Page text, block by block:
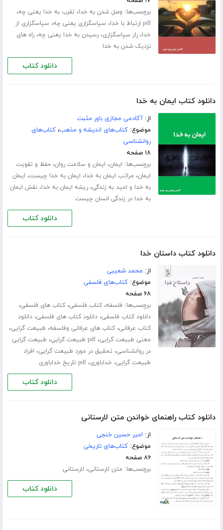
برچسب‌ها: وصل شدن به خدا، تقرب به خدا یعنی چه،
pdf ارتباط با خدا ، سپاسگزاری یعنی چه، سپاسگزاری از
خدا،راز سپاسگزاری،رسیدن به خدا یعنی چه،راه های
نزدیک شدن به خدا
دانلود کتاب
دانلود کتاب ایمان به خدا
از:آکادمی مجازی باور مثبت
موضوع:کتاب‌های اندیشه و مذهب،کتاب‌های
روانشناسی
۱۸ صفحه
برچسب‌ها: ایمان، ایمان و سلامت روان،حفظ و تقویت
ایمان، مراتب ایمان به خدا، ایمان به خدا چیست، ایمان
به خدا و امید به زندگی،ریشه ایمان به خدا،نقش ایمان
به خدا در زندگی انسان چیست
دانلود کتاب
دانلود کتاب داستان خدا
از: محمد شعیبی
موضوع:کتاب‌های فلسفی
۶۸ صفحه
برچسب‌ها: فلسفه،کتاب فلسفی،کتاب های فلسفی،
دانلود کتاب فلسفی،دانلود کتاب های فلسفی،دانلود
کتاب عرفانی،کتاب های عرفانی وفلسفه، طبیعت گرایی،
معنی طبیعت گرایی،pdf طبیعت گرایی ، طبیعت گرایی
در روانشناسی، تحقیق در مورد طبیعت گرایی، افراد
طبیعت گرایی، خداباوری،pdf تاریخ خداباوری
دانلود کتاب
دانلود کتاب راهنمای خواندن متن لارستانی
از: امیر حسین خنجی
موضوع:کتاب‌های تاریخی
۸۶ صفحه
برچسب‌ها: متن لارستانی، لارستانی
دانلود کتاب